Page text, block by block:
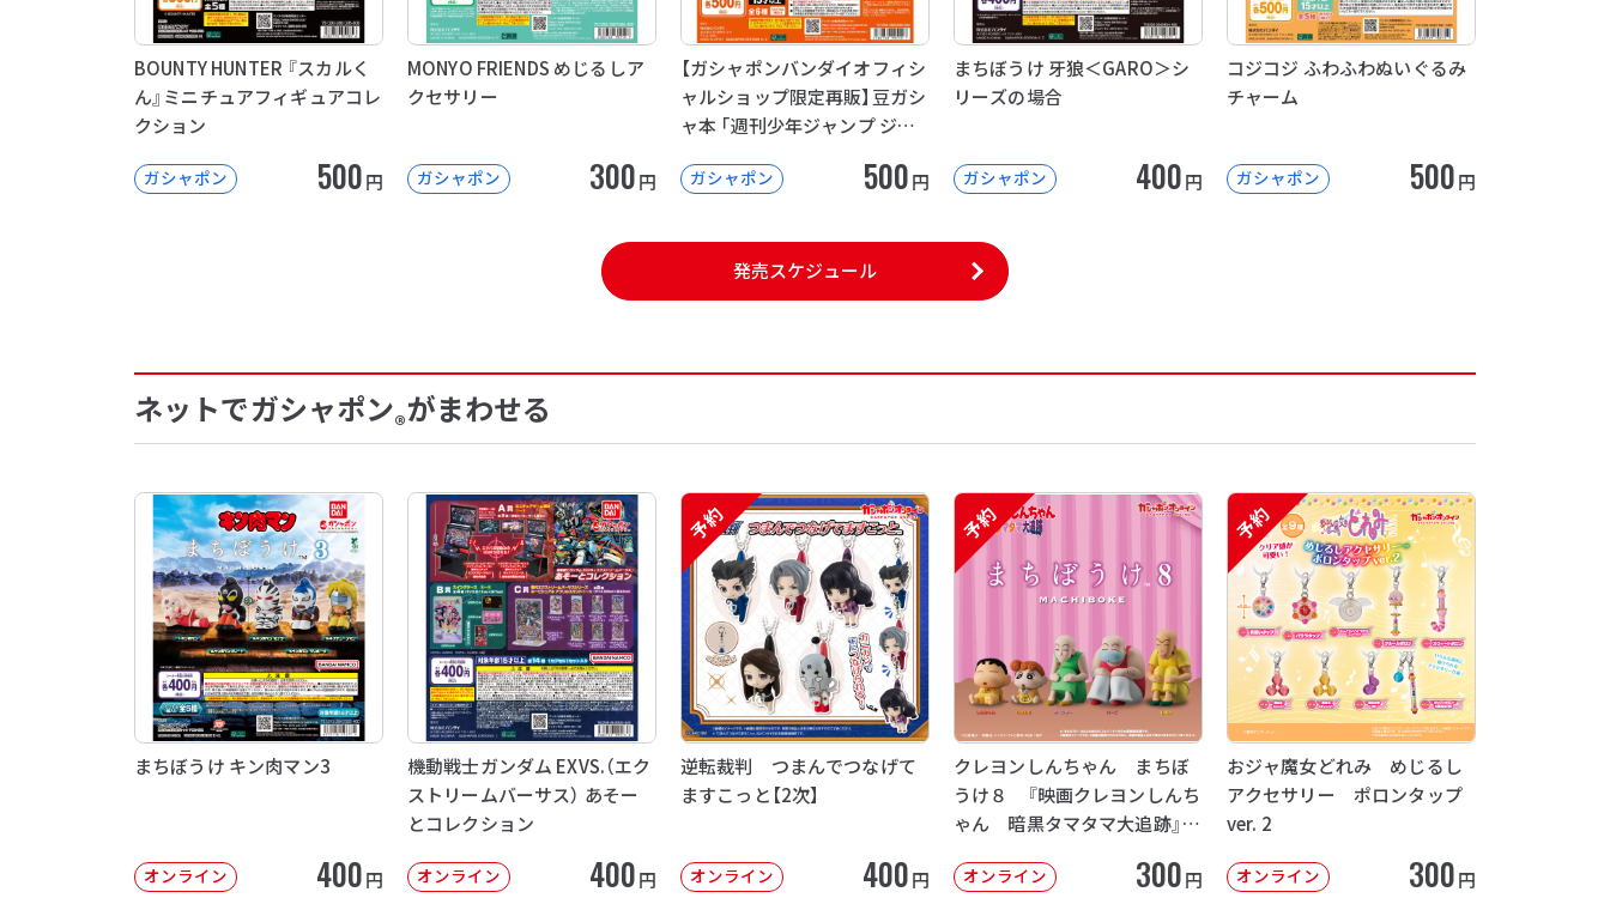
BOUNTY HUNTER 『スカルく
ん』ミニチュアフィギュアコレ
クション
ガシャポン 500円
MONYO FRIENDS めじるしア
クセサリー
ガシャポン 300円
【ガシャポンバンダイオフィシ
ャルショップ限定再販】豆ガシ
ャ本 「週刊少年ジャンプ ジャ
04ガシャポン 500円
まちぼうけ 牙狼＜GARO＞シ
リーズの場合
ガシャポン 400円
コジコジ ふわふわぬいぐるみ
チャーム
ガシャポン 500円
発売スケジュール
ネットでガシャポン®がまわせる
まちぼうけ キン肉マン3
オンライン 400円
機動戦士ガンダム EXVS.（エク
ストリームバーサス） あそー
とコレクション
オンライン 400円
予約
逆転裁判 つまんでつなげて
ますこっと【2次】
オンライン 400円
予約
クレヨンしんちゃん まちぼ
うけ８ 『映画クレヨンしんち
ゃん 暗黒タマタマ大追跡』
オンライン 300円
予約
おジャ魔女どれみ めじるし
アクセサリー ポロンタップ
ver. 2
オンライン 300円